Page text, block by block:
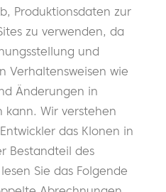
Produktionsdaten zur
zu verwenden, da
und
Verhaltensweisen wie
Änderungen in
kann. Wir verstehen
das Klonen in
Bestandteil des
Sie das Folgende